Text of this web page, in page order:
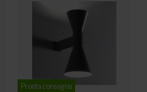
Pronta consegna